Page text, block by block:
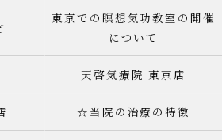
東京での瞑想気功教室の開催
について
天啓気療院 東京店
☆当院の治療の特徴